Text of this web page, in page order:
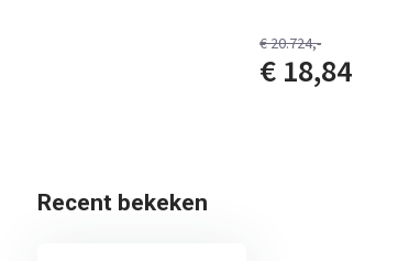
€ 20.724,-
€ 18,84
Recent bekeken